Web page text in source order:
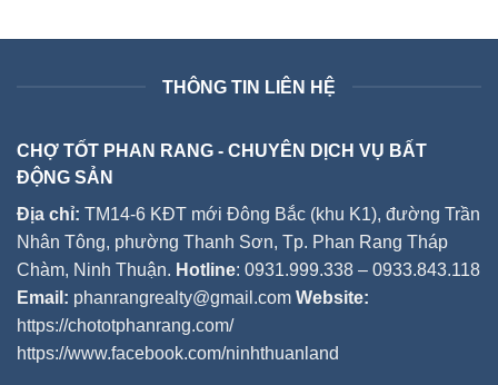
THÔNG TIN LIÊN HỆ
CHỢ TỐT PHAN RANG - CHUYÊN DỊCH VỤ BẤT
ĐỘNG SẢN
Địa chỉ: TM14-6 KĐT mới Đông Bắc (khu K1), đường Trần
Nhân Tông, phường Thanh Sơn, Tp. Phan Rang Tháp
Chàm, Ninh Thuận. Hotline: 0931.999.338 – 0933.843.118
Email: phanrangrealty@gmail.com Website:
https://chototphanrang.com/
https://www.facebook.com/ninhthuanland